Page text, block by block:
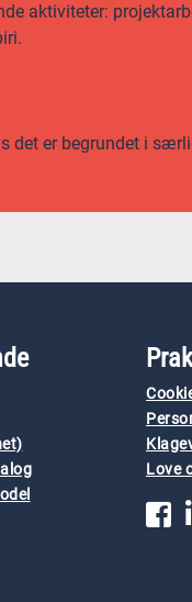
aktiviteter:
det er begrundet i
Love